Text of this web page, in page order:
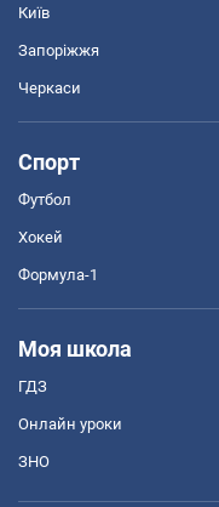
Київ
Запоріжжя
Черкаси
Спорт
Футбол
Хокей
Формула-1
Моя школа
ГДЗ
Онлайн уроки
ЗНО